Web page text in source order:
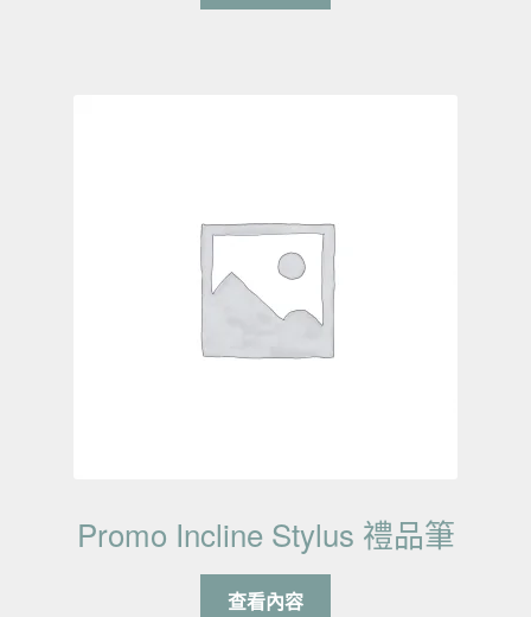
Promo Incline Stylus 禮品筆
查看內容